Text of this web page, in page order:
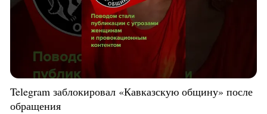
Telegram заблокировал «Кавказскую общину» после
обращения